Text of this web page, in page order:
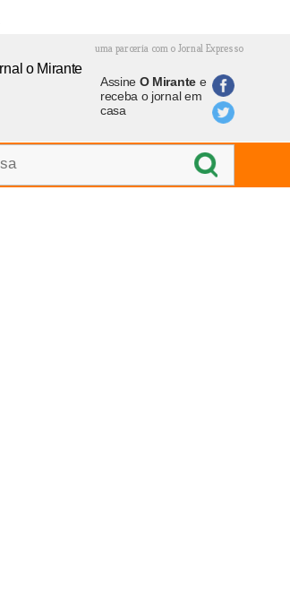
uma parceria com o Jornal Expresso
Assine O Mirantee
receba o jornal em
casa